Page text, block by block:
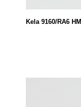
Kela 9160/RA6